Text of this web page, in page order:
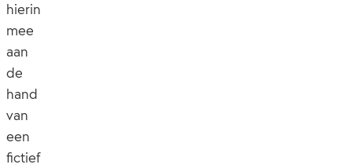
hierin
mee
aan
de
hand
van
een
fictief